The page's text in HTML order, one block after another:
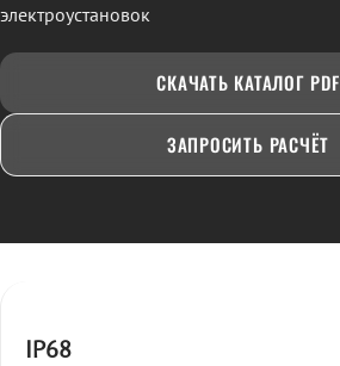
электроустановок
СКАЧАТЬ КАТАЛОГ PDF
ЗАПРОСИТЬ РАСЧЁТ
IP68